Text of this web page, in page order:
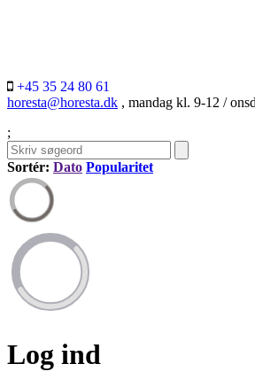
+45 35 24 80 61
horesta@horesta.dk , mandag kl. 9-12 /
;
Sortér: Dato Popularitet
Log ind